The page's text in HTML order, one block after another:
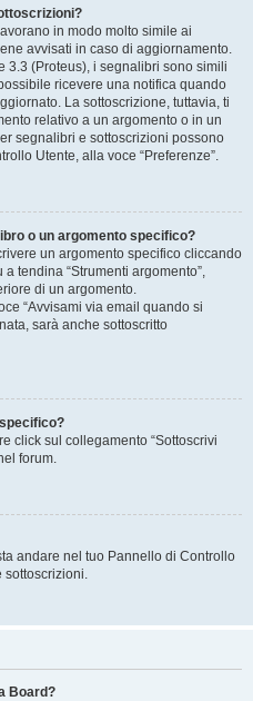
in modo molto simile ai
avvisati in caso di aggiornamento.
3.3 (Proteus), i segnalibri sono simili
ricevere una notifica quando
La sottoscrizione, tuttavia, ti
relativo a un argomento o in un
segnalibri e sottoscrizioni possono
Utente, alla voce “Preferenze”.
o un argomento specifico?
un argomento specifico cliccando
tendina “Strumenti argomento”,
di un argomento.
“Avvisami via email quando si
sarà anche sottoscritto
click sul collegamento “Sottoscrivi
forum.
andare nel tuo Pannello di Controllo
sottoscrizioni.
Board?